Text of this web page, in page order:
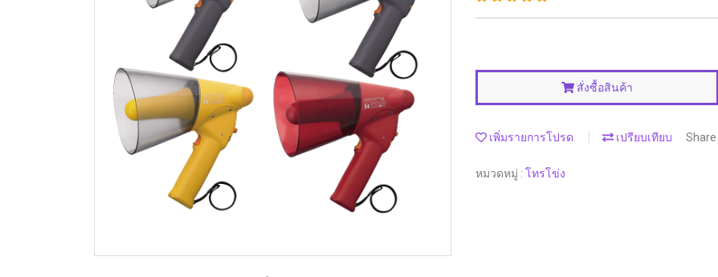
สั่งซื้อสินค้า
เพิ่มรายการโปรด เปรียบเทียบ Share
หมวดหมู่ : โทรโข่ง